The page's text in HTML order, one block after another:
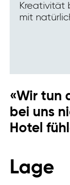
Kreativität
mit
«Wir tun
bei uns
Hotel
Lage
Hallo,